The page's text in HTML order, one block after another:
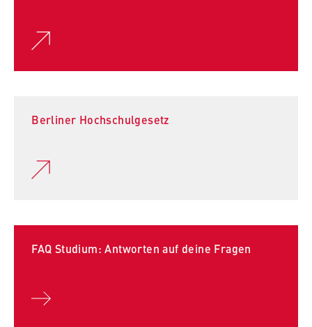
Berliner Hochschulgesetz
FAQ Studium: Antworten auf deine Fragen